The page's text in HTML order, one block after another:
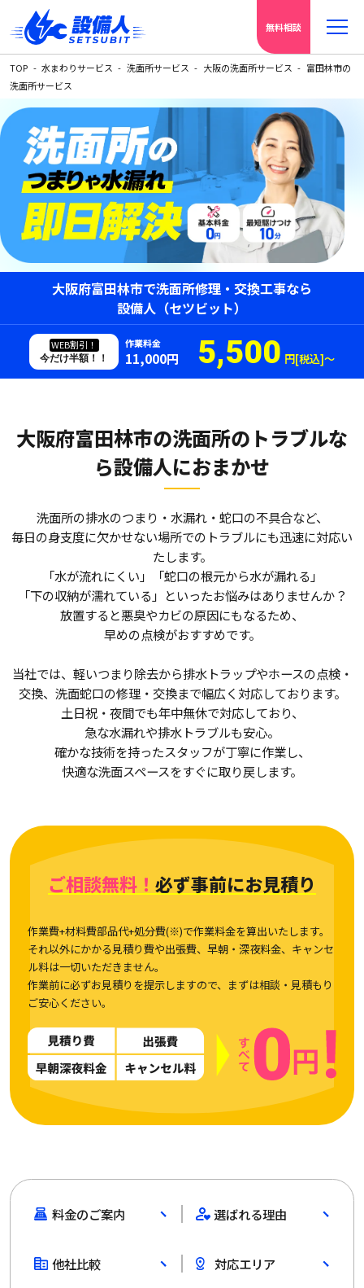
無料相談
TOP 水まわりサービス 洗面所サービス 大阪の洗面所サービス
富田林市の
洗面所サービス
大阪府富田林市で洗面所修理・交換工事なら
設備人（セツビット）
WEB割引！
今だけ半額！！
作業料金
11,000円 5,500 円[税込]〜
大阪府富田林市の洗面所のトラブルな
ら設備人におまかせ
洗面所の排水のつまり・水漏れ・蛇口の不具合など、
毎日の身支度に欠かせない場所でのトラブルにも迅速に対応い
たします。
「水が流れにくい」「蛇口の根元から水が漏れる」
「下の収納が濡れている」といったお悩みはありませんか？
放置すると悪臭やカビの原因にもなるため、
早めの点検がおすすめです。
当社では、軽いつまり除去から排水トラップやホースの点検・
交換、洗面蛇口の修理・交換まで幅広く対応しております。
土日祝・夜間でも年中無休で対応しており、
急な水漏れや排水トラブルも安心。
確かな技術を持ったスタッフが丁寧に作業し、
快適な洗面スペースをすぐに取り戻します。
ご相談無料！ 必ず事前にお見積り
作業費+材料費部品代+処分費(※)で作業料金を算出いたします。
それ以外にかかる見積り費や出張費、早朝・深夜料金、キャンセ
ル料は一切いただきません。
作業前に必ずお見積りを提示しますので、まずは相談・見積もり
ご安心ください。
料金のご案内 選ばれる理由
他社比較 対応エリア